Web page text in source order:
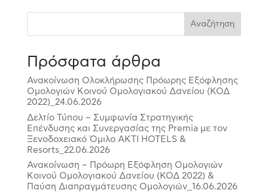
Αναζήτηση
Πρόσφατα άρθρα
Ανακοίνωση Ολοκλήρωσης Πρόωρης Εξόφλησης
Ομολογιών Κοινού Ομολογιακού Δανείου (ΚΟΔ
2022)_24.06.2026
Δελτίο Τύπου – Συμφωνία Στρατηγικής
Επένδυσης και Συνεργασίας της Premia με τον
Ξενοδοχειακό Όμιλο ΑΚΤΙ HOTELS &
Resorts_22.06.2026
Ανακοίνωση – Πρόωρη Εξόφληση Ομολογιών
Κοινού Ομολογιακού Δανείου (ΚΟΔ 2022) &
Παύση Διαπραγμάτευσης Ομολογιών_16.06.2026